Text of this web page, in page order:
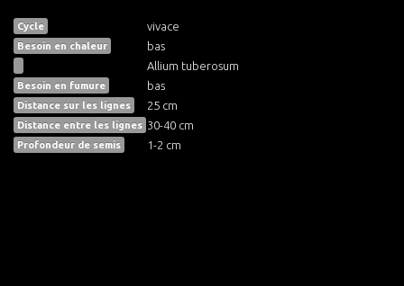
Cycle vivace
Besoin en chaleur
bas
Allium tuberosum
Besoin en fumure bas
Distance sur les lignes 25 cm
Distance entre les lignes 30-40 cm
Profondeur de semis 1-2 cm